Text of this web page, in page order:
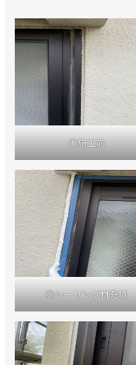
①施工前
③シーリング材充填